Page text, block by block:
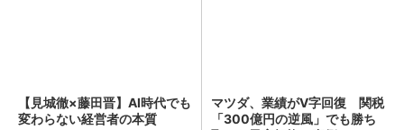
【見城徹×藤田晋】AI時代でも
変わらない経営者の本質
マツダ、業績がV字回復 関税
「300億円の逆風」でも勝ち